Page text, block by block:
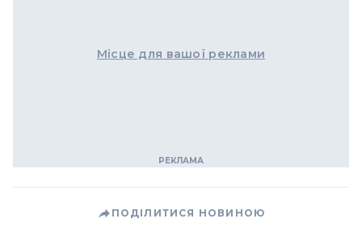
Місце для вашої реклами
ПОДІЛИТИСЯ НОВИНОЮ